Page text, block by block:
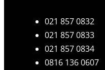
021 857 0832
021 857 0833
021 857 0834
0816 136 0607